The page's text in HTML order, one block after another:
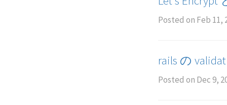
Posted on Feb 11,
rails の
Posted on Dec 9,